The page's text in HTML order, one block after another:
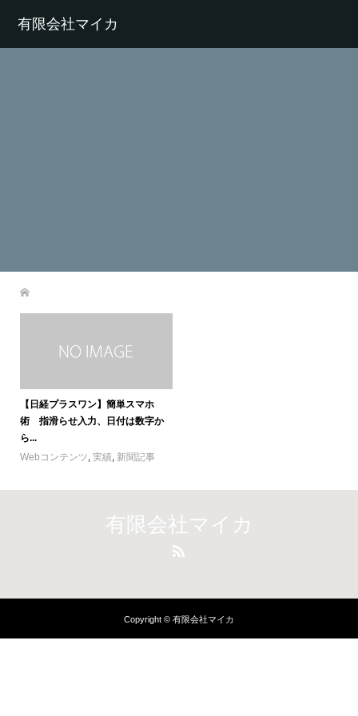
有限会社マイカ
【日経プラスワン】簡単スマホ
術 指滑らせ入力、日付は数字か
ら...
Webコンテンツ, 実績, 新聞記事
有限会社マイカ
Copyright © 有限会社マイカ